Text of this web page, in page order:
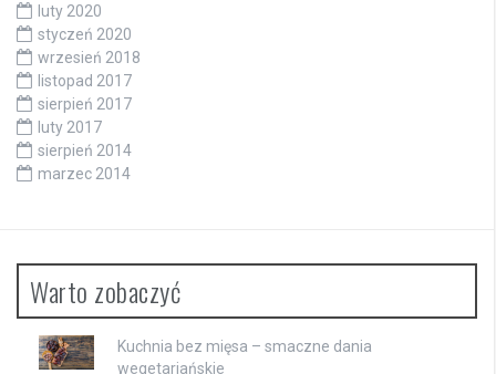
luty 2020
styczeń 2020
wrzesień 2018
listopad 2017
sierpień 2017
luty 2017
sierpień 2014
marzec 2014
Warto zobaczyć
Kuchnia bez mięsa – smaczne dania
wegetariańskie